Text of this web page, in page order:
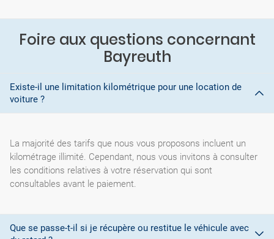
Foire aux questions concernant
Bayreuth
Existe-il une limitation kilométrique pour une location de
voiture ?
La majorité des tarifs que nous vous proposons incluent un
kilométrage illimité. Cependant, nous vous invitons à consulter
les conditions relatives à votre réservation qui sont
consultables avant le paiement.
Que se passe-t-il si je récupère ou restitue le véhicule avec